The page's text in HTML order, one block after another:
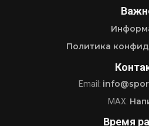
Политика
Email:
MAX:
Время